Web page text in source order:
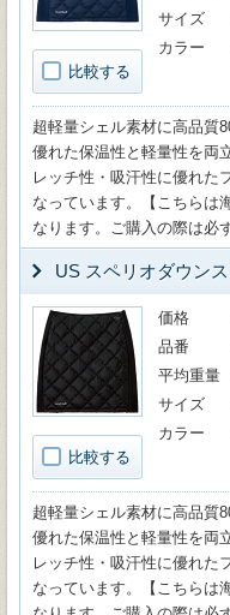
比較する
サイズ
カラー
超軽量シェル素材に高品質
優れた保温性と軽量性を両
レッチ性・吸汗性に優れた
なっています。【こちらは
なります。ご購入の際は必
US スペリオダウン
比較する
価格
品番
平均重量
サイズ
カラー
超軽量シェル素材に高品質
優れた保温性と軽量性を両
レッチ性・吸汗性に優れた
なっています。【こちらは